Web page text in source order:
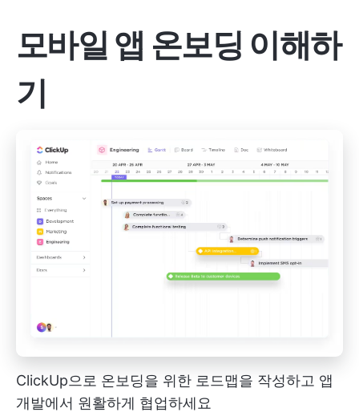
모바일 앱 온보딩 이해하
기
ClickUp으로 온보딩을 위한 로드맵을 작성하고 앱
개발에서 원활하게 협업하세요